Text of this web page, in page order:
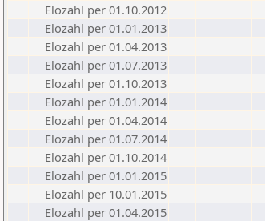
Elozahl per 01.10.2012
Elozahl per 01.01.2013
Elozahl per 01.04.2013
Elozahl per 01.07.2013
Elozahl per 01.10.2013
Elozahl per 01.01.2014
Elozahl per 01.04.2014
Elozahl per 01.07.2014
Elozahl per 01.10.2014
Elozahl per 01.01.2015
Elozahl per 10.01.2015
Elozahl per 01.04.2015